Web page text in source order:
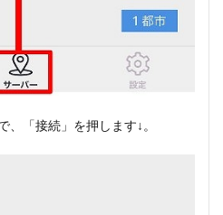
、「接続」を押します↓。